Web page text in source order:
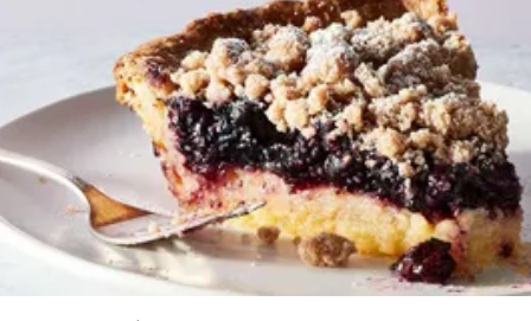
Społeczeństwo
Wojna na Ukrainie
Świat